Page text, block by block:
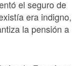
el seguro de
era indigno,
la pensión a